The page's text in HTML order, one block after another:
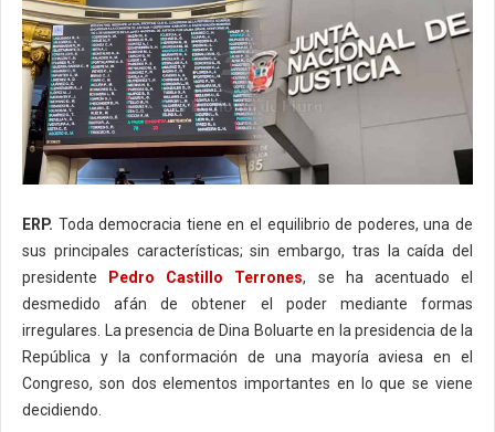
ERP. Toda democracia tiene en el equilibrio de poderes, una de
sus principales características; sin embargo, tras la caída del
presidente
Pedro Castillo Terrones, se ha acentuado el
desmedido afán de obtener el poder mediante formas
irregulares. La presencia de Dina Boluarte en la presidencia de la
República y la conformación de una mayoría aviesa en el
Congreso, son dos elementos importantes en lo que se viene
decidiendo.